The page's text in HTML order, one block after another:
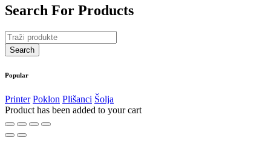
Search For Products
Popular
Printer Poklon Plišanci Šolja
Product has been added to your cart